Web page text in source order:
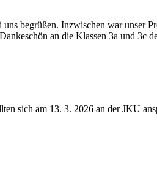
begrüßen. Inzwischen war unser
an die Klassen 3a und
sich am 13. 3. 2026 an der JKU